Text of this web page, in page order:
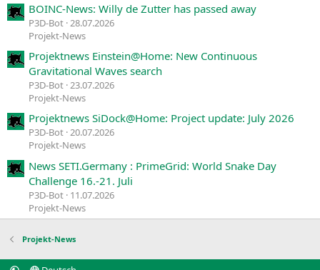
BOINC-News: Willy de Zutter has passed away
P3D-Bot 28.07.2026
Projekt-News
Projektnews Einstein@Home: New Continuous
Gravitational Waves search
P3D-Bot 23.07.2026
Projekt-News
Projektnews SiDock@Home: Project update: July 2026
P3D-Bot 20.07.2026
Projekt-News
News SETI.Germany : PrimeGrid: World Snake Day
Challenge 16.-21. Juli
P3D-Bot 11.07.2026
Projekt-News
Projekt-News